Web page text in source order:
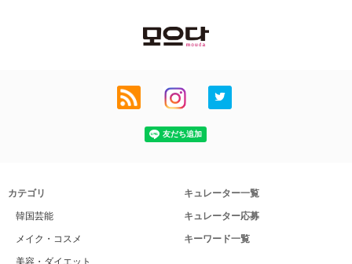
カテゴリ
韓国芸能
メイク・コスメ
美容・ダイエット
キュレーター一覧
キュレーター応募
キーワード一覧